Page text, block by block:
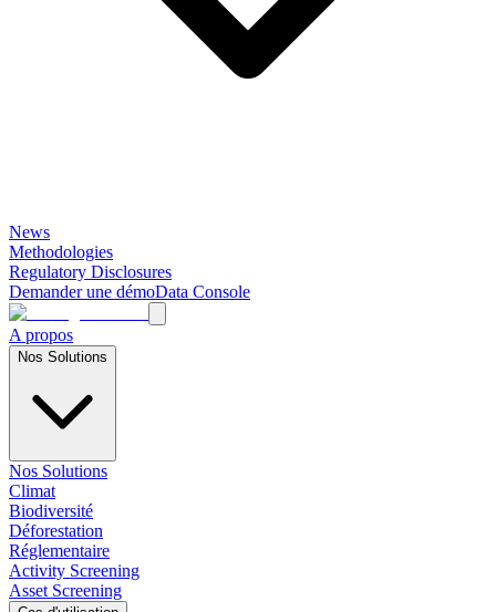
News
Methodologies
Regulatory Disclosures
Demander une démoData Console
A propos
Nos Solutions
Nos Solutions
Climat
Biodiversité
Déforestation
Réglementaire
Activity Screening
Asset Screening